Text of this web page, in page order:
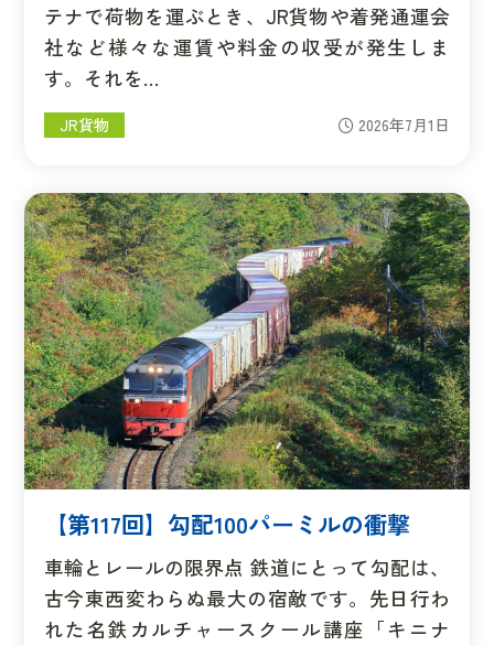
テナで荷物を運ぶとき、JR貨物や着発通運会
社など様々な運賃や料金の収受が発生しま
す。それを…
JR貨物 2026年7月1日
【第117回】勾配100パーミルの衝撃
車輪とレールの限界点 鉄道にとって勾配は、
古今東西変わらぬ最大の宿敵です。先日行わ
れた名鉄カルチャースクール講座「キニナ